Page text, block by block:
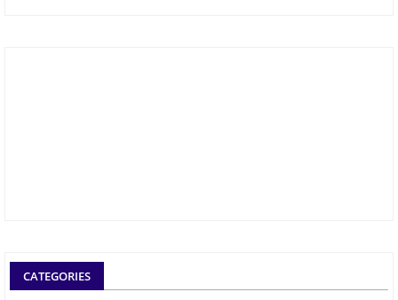
CATEGORIES